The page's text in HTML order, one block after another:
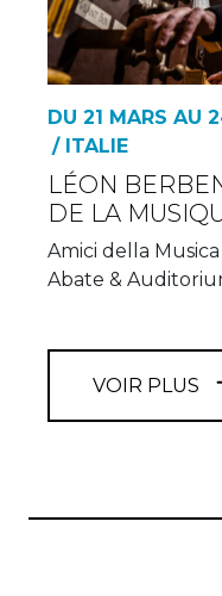
DU 21 MARS AU
/ ITALIE
LÉON
DE LA
Amici della
Abate &
VOIR PLUS